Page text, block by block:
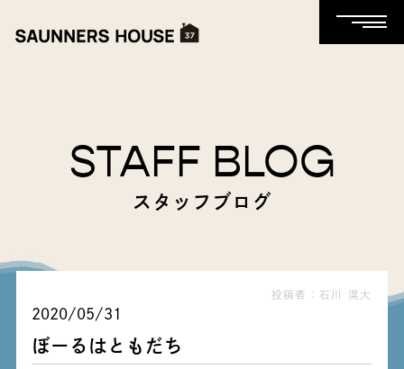
STAFF BLOG
スタッフブログ
投稿者：石川 滉大
2020/05/31
ぼーるはともだち